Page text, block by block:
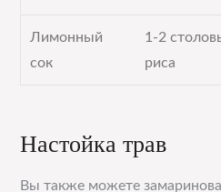
Лимонный
сок
1-2
риса
Настойка трав
Вы также можете